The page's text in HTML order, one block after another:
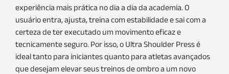
experiência mais prática no dia a dia da academia. O
usuário entra, ajusta, treina com estabilidade e sai com a
certeza de ter executado um movimento eficaz e
tecnicamente seguro. Por isso, o Ultra Shoulder Press é
ideal tanto para iniciantes quanto para atletas avançados
que desejam elevar seus treinos de ombro a um novo